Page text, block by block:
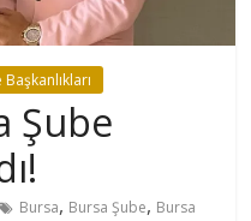
Başkanlıkları
Şube
Bursa, Bursa Şube, Bursa